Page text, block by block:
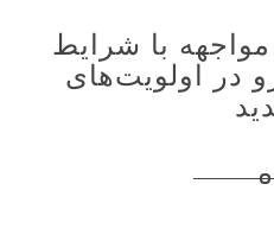
با شرایط
‌در اولویت‌های